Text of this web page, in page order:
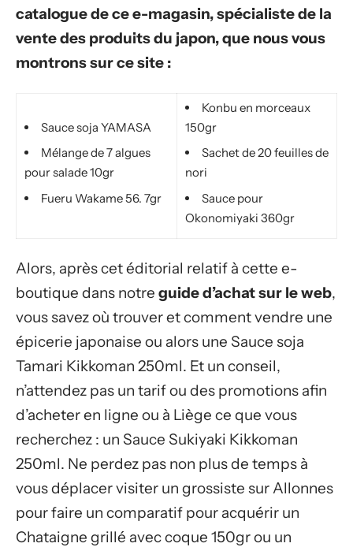
catalogue de ce e-magasin, spécialiste de la
vente des produits du japon, que nous vous
montrons sur ce site :
Sauce soja YAMASA
Mélange de 7 algues
pour salade 10gr
Fueru Wakame 56. 7gr
Konbu en morceaux
150gr
Sachet de 20 feuilles de
nori
Sauce pour
Okonomiyaki 360gr
Alors, après cet éditorial relatif à cette e-
boutique dans notre guide d’achat sur le web,
vous savez où trouver et comment vendre une
épicerie japonaise ou alors une Sauce soja
Tamari Kikkoman 250ml. Et un conseil,
n’attendez pas un tarif ou des promotions afin
d’acheter en ligne ou à Liège ce que vous
recherchez : un Sauce Sukiyaki Kikkoman
250ml. Ne perdez pas non plus de temps à
vous déplacer visiter un grossiste sur Allonnes
pour faire un comparatif pour acquérir un
Chataigne grillé avec coque 150gr ou un